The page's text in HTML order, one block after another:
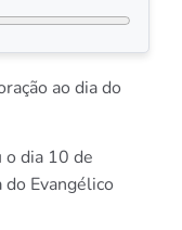
ao dia do
o dia 10 de
Evangélico